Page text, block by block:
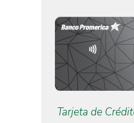
Tarjeta de